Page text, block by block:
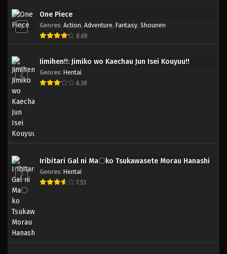
1
One Piece
Genres: Action, Adventure, Fantasy, Shounen
8.69
2
Jimihen!!: Jimiko wo Kaechau Jun Isei Kouyuu!!
Genres: Hentai
6.38
3
Iribitari Gal ni Ma〇ko Tsukawasete Morau Hanashi
Genres: Hentai
7.53